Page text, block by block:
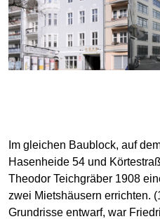
Im gleichen Baublock, auf
Hasenheide 54 und
Theodor Teichgräber 1908
zwei Mietshäusern errichten.
Grundrisse entwarf, war